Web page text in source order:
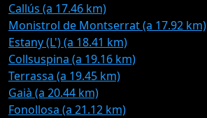
Callús (a 17.46 km)
Monistrol de Montserrat (a 17.92 km)
Estany (L') (a 18.41 km)
Collsuspina (a 19.16 km)
Terrassa (a 19.45 km)
Gaià (a 20.44 km)
Fonollosa (a 21.12 km)